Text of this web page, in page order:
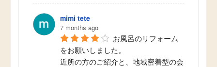
mimi tete
7 months ago
お風呂のリフォーム
をお願いしました。
近所の方のご紹介と、地域密着型の会